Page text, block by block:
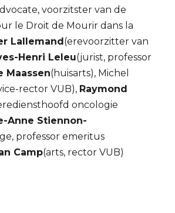
voorzitster van de
le Droit de Mourir dans la
Lallemand(erevoorzitter van
Henri Leleu(jurist, professor
Maassen(huisarts), Michel
rector VUB), Raymond
oncologie
Anne Stiennon-
professor emeritus
Camp(arts, rector VUB)